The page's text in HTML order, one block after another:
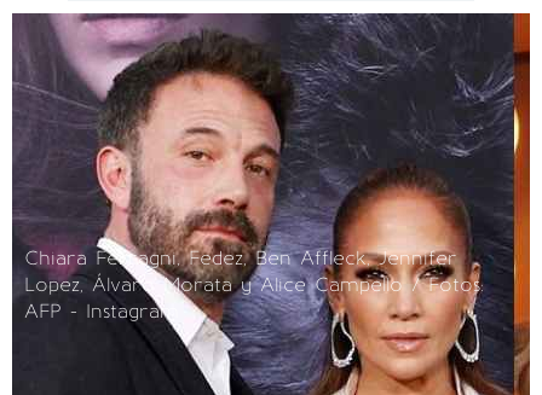
Chiara Ferragni, Fedez, Ben Affleck, Jennifer
Lopez, Álvaro Morata y Alice Campello / Fotos:
AFP - Instagram